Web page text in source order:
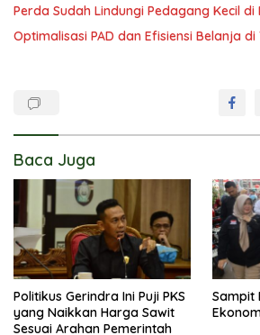
Perda Sudah Lindungi Pedagang Kecil di
Optimalisasi PAD dan Efisiensi Belanja di
Baca Juga
Politikus Gerindra Ini Puji PKS
yang Naikkan Harga Sawit
Sesuai Arahan Pemerintah
Sampit